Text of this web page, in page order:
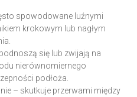
spowodowane luźnymi
krokowym lub nagłym
się lub zwijają na
nierównomiernego
podłoża.
– skutkuje przerwami między